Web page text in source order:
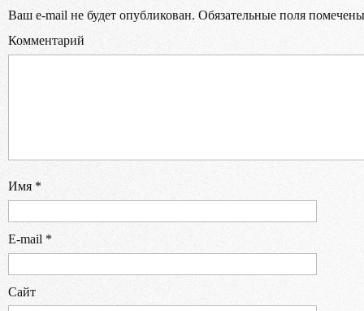
Ваш e-mail не будет опубликован. Обязательные поля
Комментарий
Имя *
E-mail *
Сайт